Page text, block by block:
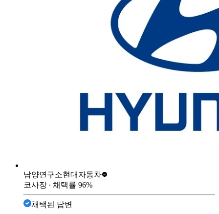
남양연구소현대자동차
코사장 ∙ 채택률 96%
채택된 답변